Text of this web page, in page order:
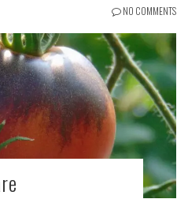
NO COMMENTS